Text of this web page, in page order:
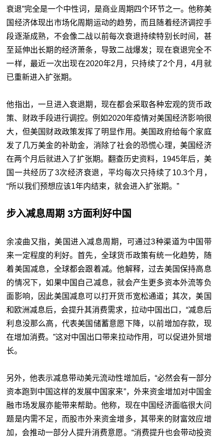
衰退”完全是一个中性词，是商业周期四个环节之一。他称美
国经济体现出市场化周期运动的趋势，而且随着经济调控手
段逐渐成熟，不会像二战以前每次衰退持续特别长时间，甚
至延伸出长期的经济萧条，导致二战爆发；现在衰退完全不
一样，最近一次出现在2020年2月，只持续了2个月，4月就
已重新进入扩张期。
他指出，一旦进入衰退期，现在都会采取各种宏观的货币政
策、财政手段进行调控。例如2020年疫情对美国经济影响很
大，但美国财政政策发挥了明显作用。美国政府给每个家庭
发了几万美金的补助金，消除了社会的恐慌心理，美国经济
在两个月后就进入了扩张期。翻查历史资料，1945年后，美
国一共经历了3次经济衰退，平均每次只持续了10.3个月，
“所以我们预想应该1年内结束，就会进入扩张期。”
步入减息周期 3方面利好中国
余凌曲又指，美国进入减息周期，可通过3种渠道为中国带
来一定程度的利好。首先，全球货币政策有统一化趋势，随
着美国减息，全球都会跟着减。他解释，过去美国保持高息
的情况下，如果中国自己减息，就会产生更多资本外流等负
面影响，因此美国减息可以打开货币宽松通道；其次，美国
和欧洲减息后，会提升其消费需求，拉动中国出口，“减息后
利息没那么高，代表美国储蓄意愿下降，以前增加存款，现
在增加消费。”这对中国出口带来拉动作用，可以促进外贸增
长。
另外，他表示减息带动美元流动性增加后，“必然会有一部分
资本跑到中国这样的发展中国家来”，外来资金增加对中国金
融市场发展亦能带来帮助。他称，现在中国经济面临很大问
题是内需不足，而股市外来资金增多，其带来的财富效应增
加，会推动一部分人提升消费意愿。“消费提升也会带动投资